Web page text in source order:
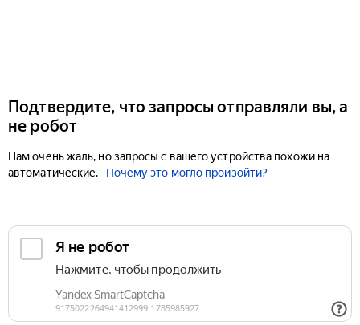
Подтвердите, что запросы отправляли вы, а
не робот
Нам очень жаль, но запросы с вашего устройства похожи на
автоматические.
Почему это могло произойти?